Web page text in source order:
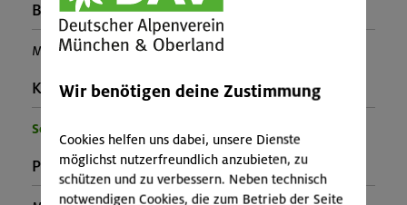
Buchungscode:
MUC-26-0989
Kontakt Veranstalter:
Sektion München
Preise:
Wir benötigen deine Zustimmung
Cookies helfen uns dabei, unsere Dienste
möglichst nutzerfreundlich anzubieten, zu
schützen und zu verbessern. Neben technisch
notwendigen Cookies, die zum Betrieb der Seite